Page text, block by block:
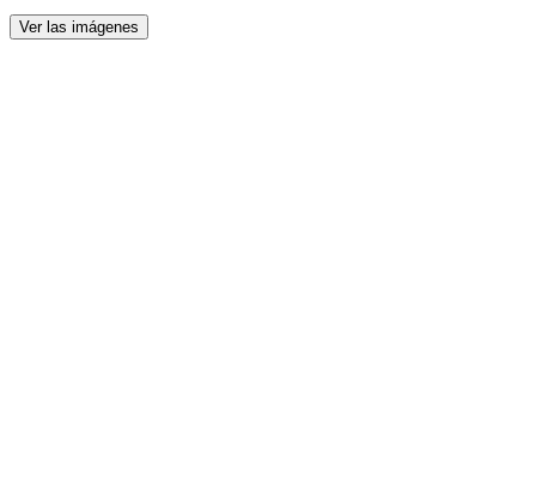
Ver las imágenes